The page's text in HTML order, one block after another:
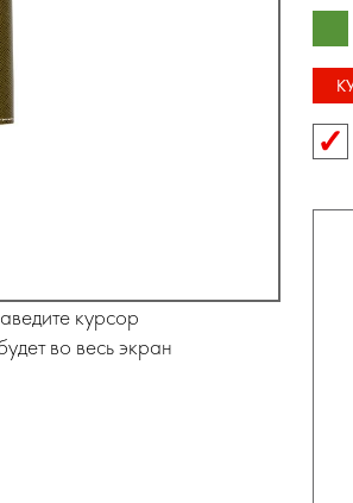
курсор
во весь экран